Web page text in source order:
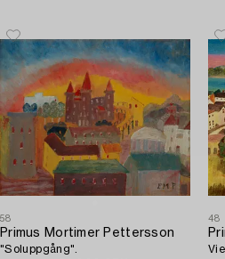
58
Primus Mortimer Pettersson
"Soluppgång".
48